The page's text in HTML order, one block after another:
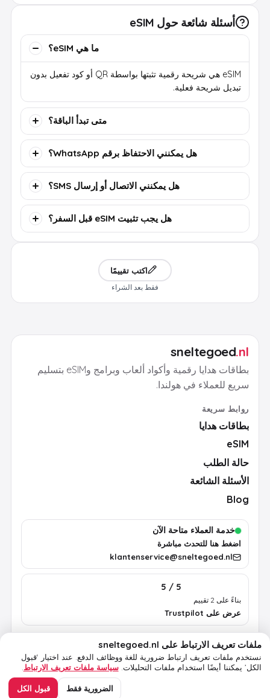
أسئلة شائعة حول eSIM
ما هي eSIM؟
eSIM هي شريحة رقمية تثبتها بواسطة QR أو كود تفعيل بدون
تبديل شريحة فعلية.
متى تبدأ الباقة؟
هل يمكنني الاحتفاظ برقم WhatsApp؟
هل يمكنني الاتصال أو إرسال SMS؟
هل يجب تثبيت eSIM قبل السفر؟
اكتب تقييمًا
فقط بعد الشراء
sneltegoed.nl
بطاقات هدايا رقمية وأكواد ألعاب وبرامج وeSIM بتسليم
سريع للعملاء في هولندا.
روابط سريعة
بطاقات هدايا
eSIM
حالة الطلب
الأسئلة الشائعة
Blog
خدمة العملاء متاحة الآن
اضغط هنا للتحدث مباشرة
klantenservice@sneltegoed.nl
5 / 5
بناءً على 2 تقييم
عرض على Trustpilot
الشروطالخصوصيةسياسة ملفات تعريف الارتباطملفات تعريف الارتباط على sneltegoed.nl
نستخدم ملفات تعريف ارتباط ضرورية للغة ووظائف الدفع. عند اختيار ‘قبول
الكل’ يمكننا أيضًا استخدام ملفات التحليلات. سياسة ملفات تعريف الارتباط
الضرورية فقط قبول الكل